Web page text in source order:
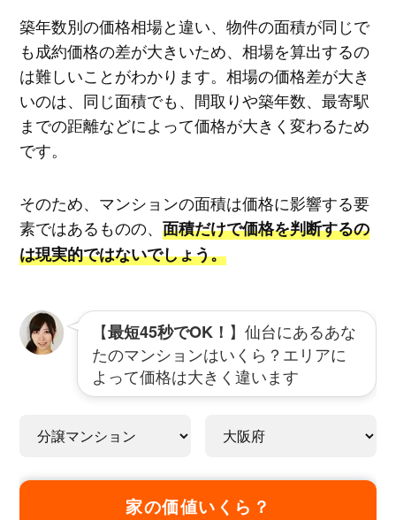
築年数別の価格相場と違い、物件の面積が同じで
も成約価格の差が大きいため、相場を算出するの
は難しいことがわかります。相場の価格差が大き
いのは、同じ面積でも、間取りや築年数、最寄駅
までの距離などによって価格が大きく変わるため
です。
そのため、マンションの面積は価格に影響する要
素ではあるものの、 面積だけで価格を判断するの
は現実的ではないでしょう。
【最短45秒でOK！ 】仙台にあるあな
たのマンションはいくら？エリアに
よって価格は大きく違います
家の価値いくら？